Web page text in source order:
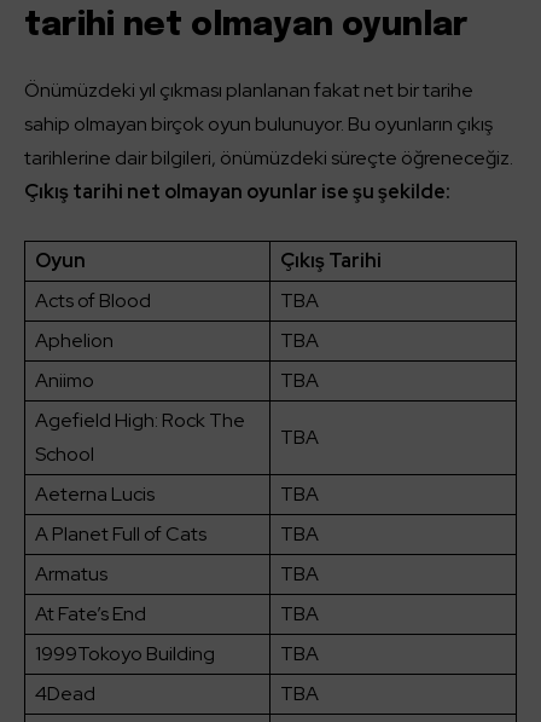
tarihi net olmayan oyunlar
Önümüzdeki yıl çıkması planlanan fakat net bir tarihe
sahip olmayan birçok oyun bulunuyor. Bu oyunların çıkış
tarihlerine dair bilgileri, önümüzdeki süreçte öğreneceğiz.
Çıkış tarihi net olmayan oyunlar ise şu şekilde:
Oyun
Çıkış Tarihi
Acts of Blood
TBA
Aphelion
TBA
Aniimo
TBA
Agefield High: Rock The
School
TBA
Aeterna Lucis
TBA
A Planet Full of Cats
TBA
Armatus
TBA
At Fate’s End
TBA
1999Tokoyo Building
TBA
4Dead
TBA